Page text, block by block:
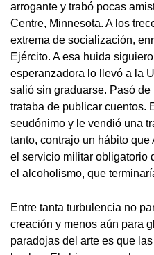
arrogante y trabó pocas
Centre, Minnesota. A los
extrema de socialización,
Ejército. A esa huida
esperanzadora lo llevó a la
salió sin graduarse. Pasó
trataba de publicar cuentos.
seudónimo y le vendió una
tanto, contrajo un hábito
el servicio militar obligatorio
el alcoholismo, que
Entre tanta turbulencia no
creación y menos aún para
paradojas del arte es que